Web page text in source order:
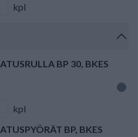
kpl
BP 30, BKES
kpl
BP, BKES